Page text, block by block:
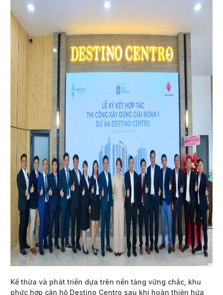
Kế thừa và phát triển dựa trên nền tảng vững chắc, khu
phức hợp căn hộ Destino Centro sau khi hoàn thiện hứa